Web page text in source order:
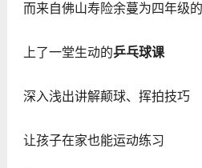
而来自佛山寿险余蔓为四年级
上了一堂生动的乒乓球课
深入浅出讲解颠球、挥拍技巧
让孩子在家也能运动练习